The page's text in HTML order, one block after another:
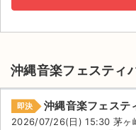
ご利用ガイド
ご利用ガイド
手数料・お支払い方法
沖縄音楽フェスティ
即決 沖縄音楽フェス
2026/07/26(日) 15:30 茅ヶ